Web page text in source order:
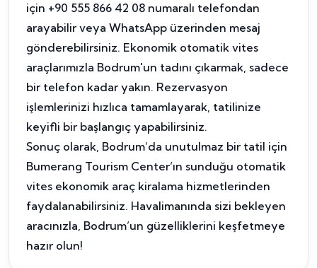
için +90 555 866 42 08 numaralı telefondan
arayabilir veya WhatsApp üzerinden mesaj
gönderebilirsiniz. Ekonomik otomatik vites
araçlarımızla Bodrum'un tadını çıkarmak, sadece
bir telefon kadar yakın. Rezervasyon
işlemlerinizi hızlıca tamamlayarak, tatilinize
keyifli bir başlangıç yapabilirsiniz.
Sonuç olarak, Bodrum’da unutulmaz bir tatil için
Bumerang Tourism Center’ın sunduğu otomatik
vites ekonomik araç kiralama hizmetlerinden
faydalanabilirsiniz. Havalimanında sizi bekleyen
aracınızla, Bodrum’un güzelliklerini keşfetmeye
hazır olun!